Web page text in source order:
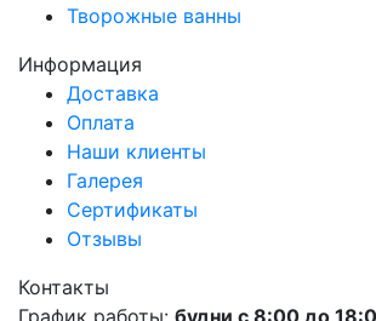
Творожные ванны
Информация
Доставка
Оплата
Наши клиенты
Галерея
Сертификаты
Отзывы
Контакты
График работы: будни с 8:00 до